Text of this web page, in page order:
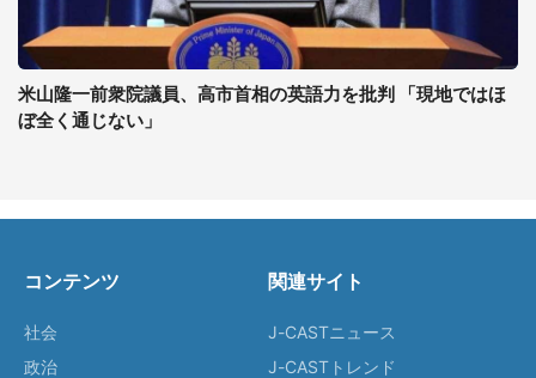
米山隆一前衆院議員、高市首相の英語力を批判 「現地ではほ
ぼ全く通じない」
コンテンツ
社会
政治
関連サイト
J-CASTニュース
J-CASTトレンド